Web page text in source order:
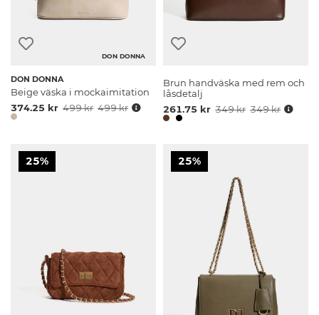
DON DONNA
DON DONNA
Beige väska i mockaimitation
374.25 kr 499 kr 499 kr
Brun handväska med rem och
låsdetalj
261.75 kr 349 kr 349 kr
25% 25%